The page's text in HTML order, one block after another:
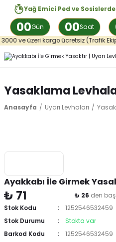
Yağ Emici Ped ve
00Gün 00Saat
ve üzeri kargo ücretsiz (Trafik Ekip.
Yasaklama
Anasayfa Uyarı Levhaları
Ayakkabı İle Girmek
₺ 71 ₺ 26 den
Stok Kodu
1252546532459
Stok Durumu
Stokta var
Barkod Kodu
1252546532459